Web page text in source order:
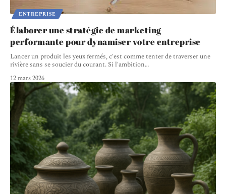
ENTREPRISE
Élaborer une stratégie de marketing
performante pour dynamiser votre entreprise
Lancer un produit les yeux fermés, c'est comme tenter de traverser une
rivière sans se soucier du courant. Si l'ambition…
12 mars 2026